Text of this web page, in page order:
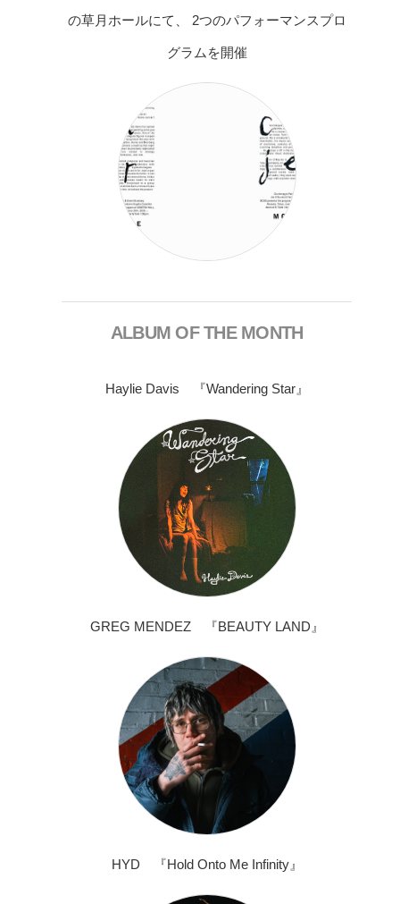
の草月ホールにて、 2つのパフォーマンスプロ
グラムを開催
ALBUM OF THE MONTH
Haylie Davis 『Wandering Star』
GREG MENDEZ 『BEAUTY LAND』
HYD 『Hold Onto Me Infinity』